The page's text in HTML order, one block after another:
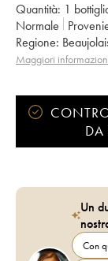
Quantità: 1
Normale
Regione:
Proprietario: Jean
Maggiori
DA
Un
Con